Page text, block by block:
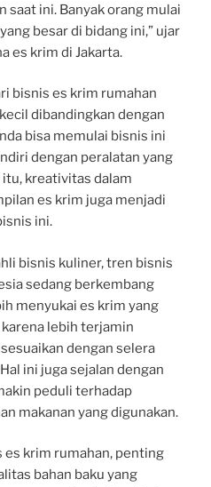
saat ini. Banyak orang mulai
besar di bidang ini,” ujar
es krim di Jakarta.
bisnis es krim rumahan
dibandingkan dengan
bisa memulai bisnis ini
dengan peralatan yang
kreativitas dalam
es krim juga menjadi
ini.
bisnis kuliner, tren bisnis
sedang berkembang
menyukai es krim yang
lebih terjamin
dengan selera
ini juga sejalan dengan
peduli terhadap
makanan yang digunakan.
es krim rumahan, penting
bahan baku yang